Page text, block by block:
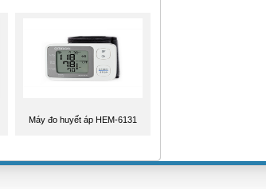
Máy đo huyết áp HEM-6131